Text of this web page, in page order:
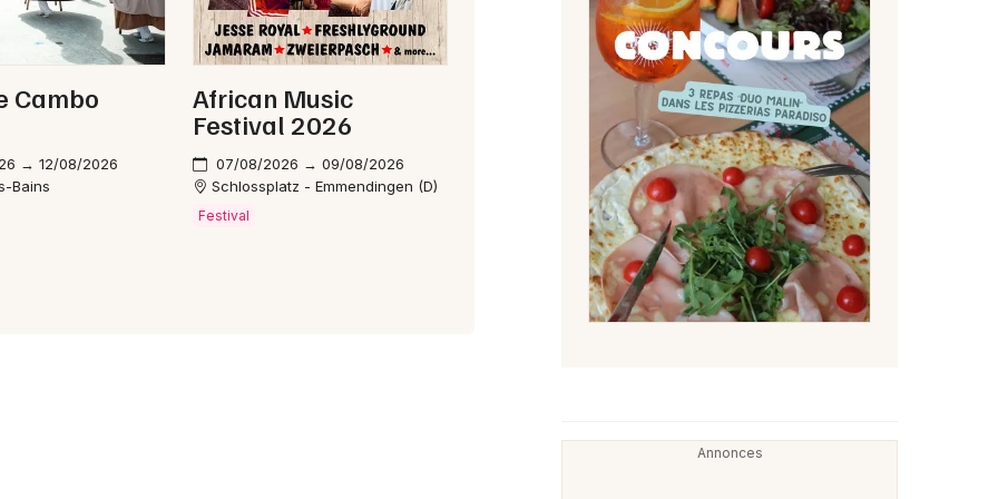
Découvrez aussi ces artistes
explorez également les propositions de
& The Broken Bones, trois formations qui partagent le
et l'énergie communicative.
et à quel prix ?
de réserver rapidement.
Cambo
→ 12/08/2026
Bains
African Music
Festival 2026
07/08/2026 → 09/08/2026
Schlossplatz - Emmendingen (D)
Festival